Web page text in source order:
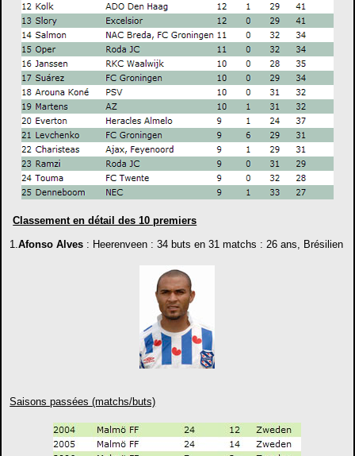
Classement en détail des 10 premiers
1.Afonso Alves : Heerenveen : 34 buts en 31 matchs : 26 ans, Brésilien
Saisons passées (matchs/buts)